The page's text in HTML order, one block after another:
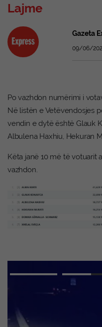
Lajme
Gazeta
09/06/
Po vazhdon numërimi i
Në listën e Vetëvendosjes
vendin e dytë është Glauk
Albulena Haxhiu, Hekuran
Këta janë 10 më të votuarit
vazhdon.